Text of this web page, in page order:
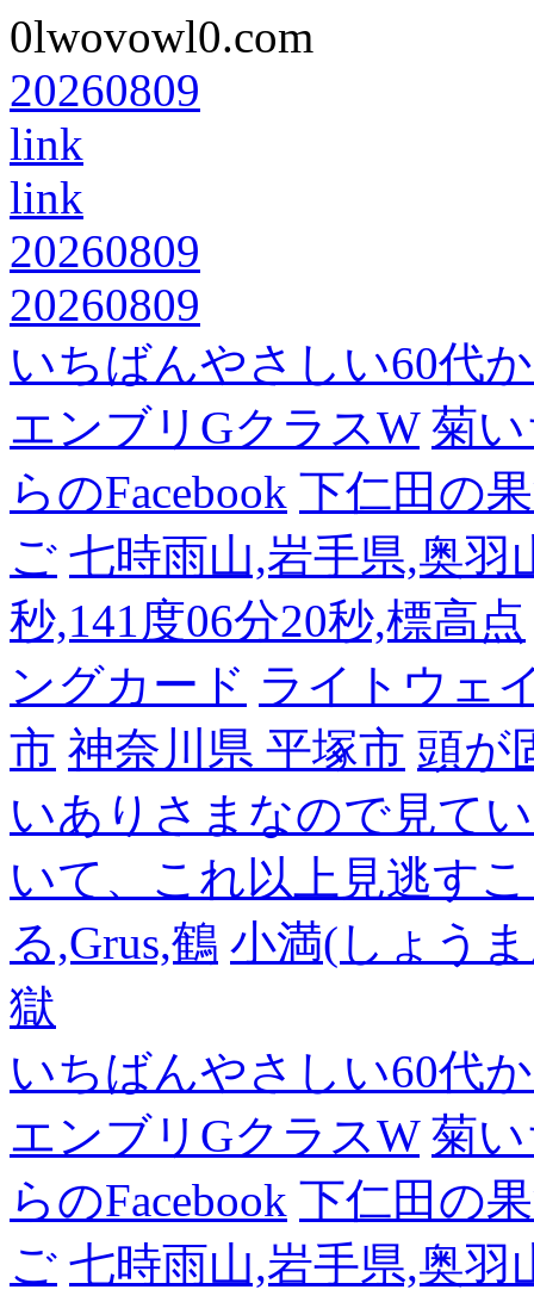
0lwovowl0.com
20260809
link
link
20260809
20260809
いちばんやさしい60代
エンブリGクラスW 菊
らのFacebook 下仁田の
ご 七時雨山,岩手県,奥羽
秒,141度06分20秒,標高点
ングカード ライトウェ
市 神奈川県 平塚市 頭が
いありさまなので見て
いて、これ以上見逃す
る,Grus,鶴 小満(しょう
獄
いちばんやさしい60代
エンブリGクラスW 菊
らのFacebook 下仁田の
ご 七時雨山,岩手県,奥羽